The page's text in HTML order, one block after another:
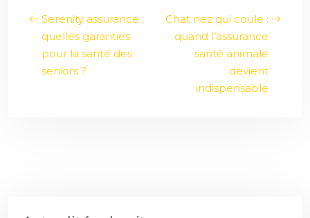
Serenity assurance :
quelles garanties
pour la santé des
seniors ?
Chat nez qui coule :
quand l’assurance
santé animale
devient
indispensable